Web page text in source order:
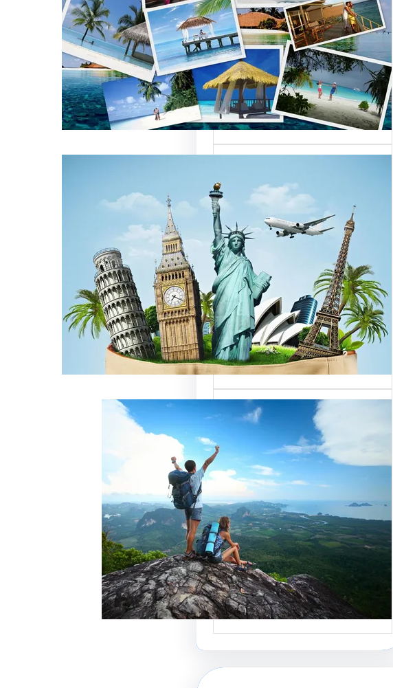
السياحة العالمية على
السوق
أسماء شركات السياحة
العالمية تعتبر من العناصر
الأساسية التي تؤثر…
تقدم شركات السياحة
بمصر خدمات متميزة
للسائحين الوافدين
شركات السياحة بمصر تقدم
خدمات متميزة للسائحين
الوافدين، حيث تعتبر…
تحسين خدمات رقم شركة
سياحة: أفضل الطرق
لجذب الزبائن وتحقيق
النجاح
رقم شركة سياحة هو عامل
أساسي لجذب الزبائن وتحقيق
النجاح…